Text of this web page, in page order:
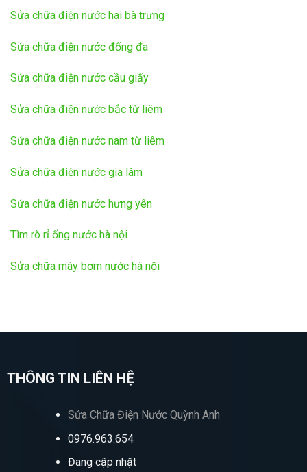
Sửa chữa điện nước hai bà trưng
Sửa chữa điện nước đống đa
Sửa chữa điện nước cầu giấy
Sửa chữa điện nước bắc từ liêm
Sửa chữa điện nước nam từ liêm
Sửa chữa điện nước gia lâm
Sửa chữa điện nước hưng yên
Tìm rò rỉ ống nước hà nội
Sửa chữa máy bơm nước hà nội
THÔNG TIN LIÊN HỆ
Sửa Chữa Điện Nước Quỳnh Anh
0976.963.654
Đang cập nhật